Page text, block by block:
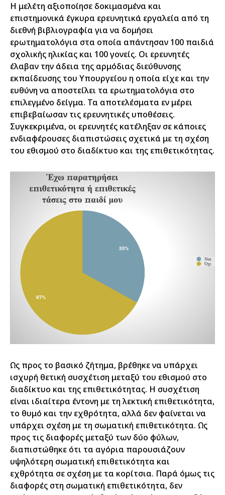
Η μελέτη αξιοποίησε δοκιμασμένα και
επιστημονικά έγκυρα ερευνητικά εργαλεία από τη
διεθνή βιβλιογραφία για να δομήσει
ερωτηματολόγια στα οποία απάντησαν 100 παιδιά
σχολικής ηλικίας και 100 γονείς. Οι ερευνητές
έλαβαν την άδεια της αρμόδιας διεύθυνσης
εκπαίδευσης του Υπουργείου η οποία είχε και την
ευθύνη να αποστείλει τα ερωτηματολόγια στο
επιλεγμένο δείγμα. Τα αποτελέσματα εν μέρει
επιβεβαίωσαν τις ερευνητικές υποθέσεις.
Συγκεκριμένα, οι ερευνητές κατέληξαν σε κάποιες
ενδιαφέρουσες διαπιστώσεις σχετικά με τη σχέση
του εθισμού στο διαδίκτυο και της επιθετικότητας.
Ως προς το βασικό ζήτημα, βρέθηκε να υπάρχει
ισχυρή θετική συσχέτιση μεταξύ του εθισμού στο
διαδίκτυο και της επιθετικότητας. Η συσχέτιση
είναι ιδιαίτερα έντονη με τη λεκτική επιθετικότητα,
το θυμό και την εχθρότητα, αλλά δεν φαίνεται να
υπάρχει σχέση με τη σωματική επιθετικότητα. Ως
προς τις διαφορές μεταξύ των δύο φύλων,
διαπιστώθηκε ότι τα αγόρια παρουσιάζουν
υψηλότερη σωματική επιθετικότητα και
εχθρότητα σε σχέση με τα κορίτσια. Παρά όμως τις
διαφορές στη σωματική επιθετικότητα, δεν